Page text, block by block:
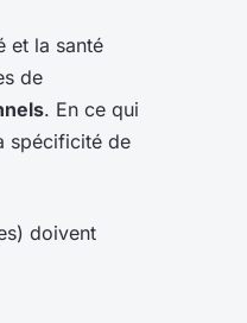
et la santé
de
. En ce qui
spécificité de
doivent